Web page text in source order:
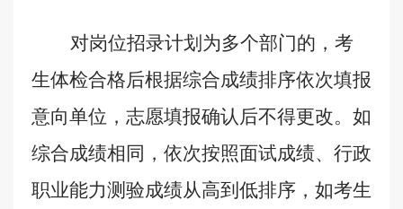
对岗位招录计划为多个部门的，考
生体检合格后根据综合成绩排序依次填报
意向单位，志愿填报确认后不得更改。如
综合成绩相同，依次按照面试成绩、行政
职业能力测验成绩从高到低排序，如考生